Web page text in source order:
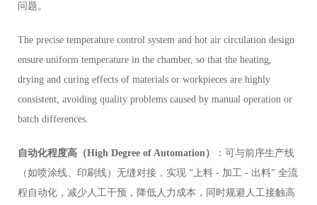
问题。
The precise temperature control system and hot air circulation design
ensure uniform temperature in the chamber, so that the heating,
drying and curing effects of materials or workpieces are highly
consistent, avoiding quality problems caused by manual operation or
batch differences.
自动化程度高（High Degree of Automation）
：可与前序生产线
（如喷涂线、印刷线）无缝对接，实现 “上料 - 加工 - 出料” 全流
程自动化，减少人工干预，降低人力成本，同时规避人工接触高